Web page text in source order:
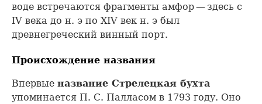
воде встречаются фрагменты амфор — здесь с
IV века до н. э по ХIV век н. э был
древнегреческий винный порт.
Происхождение названия
Впервые название Стрелецкая бухта
упоминается П. С. Палласом в 1793 году. Оно